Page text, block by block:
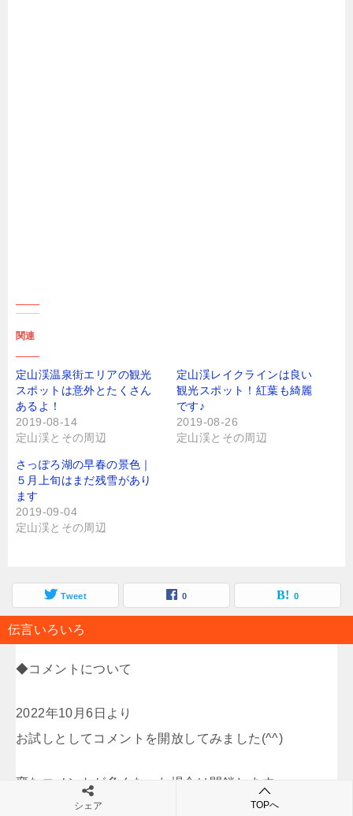
関連
定山渓温泉街エリアの観光
スポットは意外とたくさん
あるよ！
2019-08-14
定山渓とその周辺
定山渓レイクラインは良い
観光スポット！紅葉も綺麗
です♪
2019-08-26
定山渓とその周辺
さっぽろ湖の早春の景色｜
５月上旬はまだ残雪があり
ます
2019-09-04
定山渓とその周辺
Tweet 0 0
伝言いろいろ
◆コメントについて
2022年10月6日より
お試しとしてコメントを開放してみました(^^)
変なコメントが多くなった場合は閉鎖します。
シェア TOPへ